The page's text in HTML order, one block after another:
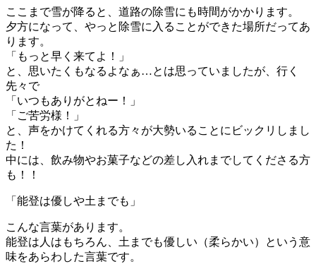
ここまで雪が降ると、道路の除雪にも時間がかかります。
夕方になって、やっと除雪に入ることができた場所だってあ
ります。
「もっと早く来てよ！」
と、思いたくもなるよなぁ…とは思っていましたが、行く
先々で
「いつもありがとねー！」
「ご苦労様！」
と、声をかけてくれる方々が大勢いることにビックリしまし
た！
中には、飲み物やお菓子などの差し入れまでしてくださる方
も！！
「能登は優しや土までも」
こんな言葉があります。
能登は人はもちろん、土までも優しい（柔らかい）という意
味をあらわした言葉です。